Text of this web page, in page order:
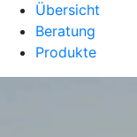
Übersicht
Beratung
Produkte